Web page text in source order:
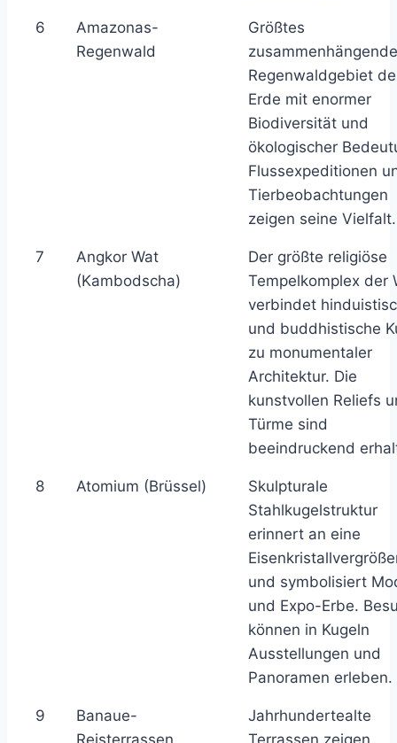
6
Amazonas-
Regenwald
Größtes
Regenwaldgebiet
Erde mit enormer
Biodiversität und
ökologischer
Flussexpeditionen
Tierbeobachtungen
zeigen seine Vielfalt.
7
Angkor Wat
(Kambodscha)
Der größte religiöse
Tempelkomplex der
verbindet
und buddhistische
zu monumentaler
Architektur. Die
kunstvollen Reliefs
Türme sind
beeindruckend
8 Atomium (Brüssel)
Skulpturale
Stahlkugelstruktur
erinnert an eine
und symbolisiert
und Expo-Erbe.
können in Kugeln
Ausstellungen und
Panoramen erleben.
9
Banaue-
Jahrhundertealte